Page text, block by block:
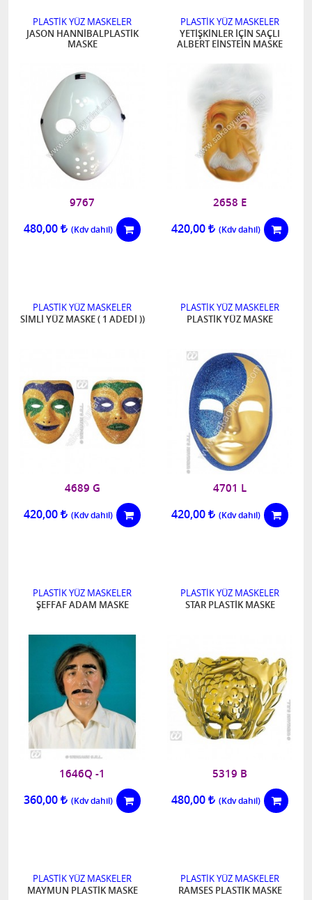
PLASTİK YÜZ MASKELER
JASON HANNİBALPLASTİK
MASKE
9767
480,00
PLASTİK YÜZ MASKELER
YETİŞKİNLER İÇİN SAÇLI
ALBERT EİNSTEİN MASKE
2658 E
420,00
PLASTİK YÜZ MASKELER
SİMLİ YÜZ MASKE ( 1 ADEDİ ))
4689 G
420,00
PLASTİK YÜZ MASKELER
PLASTİK YÜZ MASKE
4701 L
420,00
PLASTİK YÜZ MASKELER
ŞEFFAF ADAM MASKE
1646Q -1
360,00
PLASTİK YÜZ MASKELER
STAR PLASTİK MASKE
5319 B
480,00
PLASTİK YÜZ MASKELER
MAYMUN PLASTİK MASKE
PLASTİK YÜZ MASKELER
RAMSES PLASTİK MASKE